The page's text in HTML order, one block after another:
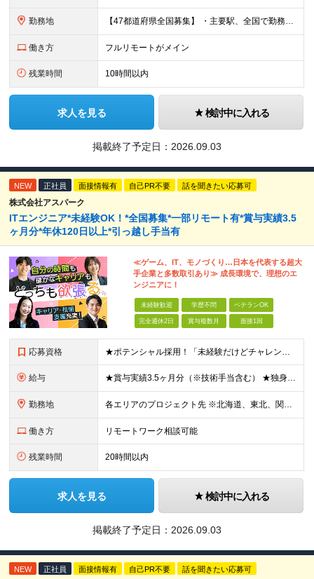
勤務地 【47都道府県全国募集】 ・主要駅、全国で勤務可能！ ・どこに住んでいても応募可能！ 【東京本社】 東京都品川区東品川5-9-2 ≪リモート研修♪⾯接も基本的にオンラインで実施します≫ －主要駅
働き方 フルリモートがメイン
残業時間 10時間以内
求人を見る 検討中に入れる
掲載終了予定日： 2026.09.03
NEW 正社員 面接情報有 自己PR不要 話を聞きたい応募可
株式会社アスパーク
ITエンジニア*未経験OK！*全国募集*一部リモート有*賞与実績3.5
ヶ月分*年休120日以上*引っ越し手当有
≪ゲーム、IT、モノづくり…日本を代表する超大
手企業と多数取引あり≫ 成長環境で、理想のエ
ンジニアに！
未経験歓迎 学歴不問 ベテランOK
完全週休2日 賞与複数月 面接1回
応募資格 ★ポテンシャル採用！「未経験だけどチャレンジしたい」方は歓迎！ ◆学歴不問 ◆未経験・第二新卒歓迎 ◆ブランクOK ★何らかの開発・設計の経験をお持ちの方は優遇します！ 【特別な知識・スキルは必要
給与 ★賞与実績3.5ヶ月分（※技術手当含む） ★独身寮│寮費手当│引っ越し手当あり ★月給26万円も可能！ 【実務経験者】※前職の給与、経験、スキルをもとに決定 ・月給21万円～60万円＋時間外手当全
勤務地 各エリアのプロジェクト先 ※北海道、東北、関東、北信越、東海、関西、四国、中国、九州の各エリアから希望勤務地をお聞かせください。 ※転勤を伴わない エリア限定採用枠あり。U・Iターンも歓迎です！ ※プ
働き方 リモートワーク相談可能
残業時間 20時間以内
求人を見る 検討中に入れる
掲載終了予定日： 2026.09.03
NEW 正社員 面接情報有 自己PR不要 話を聞きたい応募可